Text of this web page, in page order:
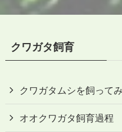
クワガタ飼育
クワガタムシを飼って
オオクワガタ飼育過程